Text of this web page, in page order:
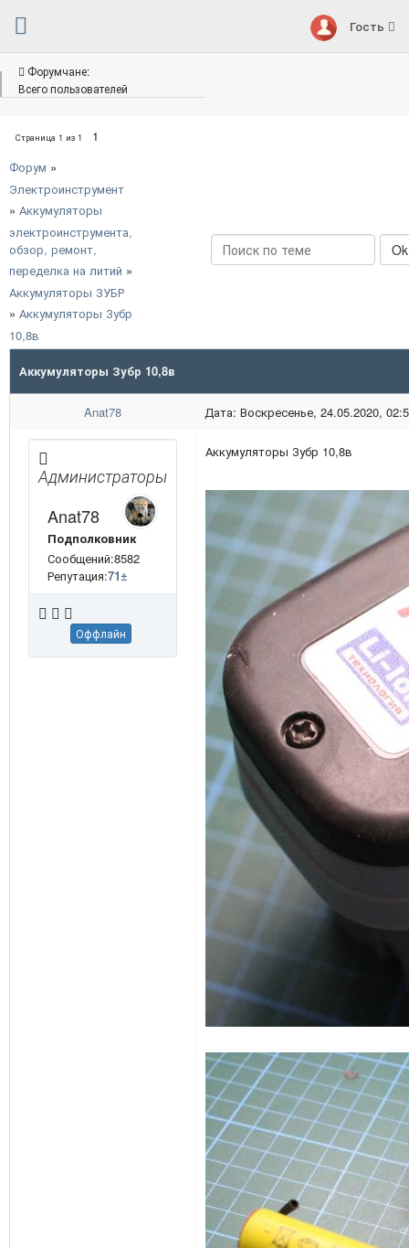
Гость
Форумчане:
Всего пользователей
Страница 1 из 1
1
Форум »
Электроинструмент
» Аккумуляторы
электроинструмента,
обзор, ремонт,
переделка на литий »
Аккумуляторы ЗУБР
» Аккумуляторы Зубр
10,8в
Аккумуляторы Зубр 10,8в
Anat78 Дата: Воскресенье, 24.05.2020,
Администраторы
Anat78
Подполковник
Сообщений:8582
Репутация:71±
Оффлайн
Аккумуляторы Зубр 10,8в